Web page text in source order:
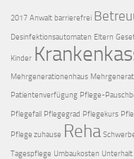
2017 Anwalt barrierefrei
Desinfektionsautomaten Eltern
Kinder
Mehrgenerationenhaus
Patientenverfügung Pflege-
Pflegefall Pflegegrad Pflegekurs
Pflege zuhause Reha
Tagespflege Umbaukosten Unterhalt